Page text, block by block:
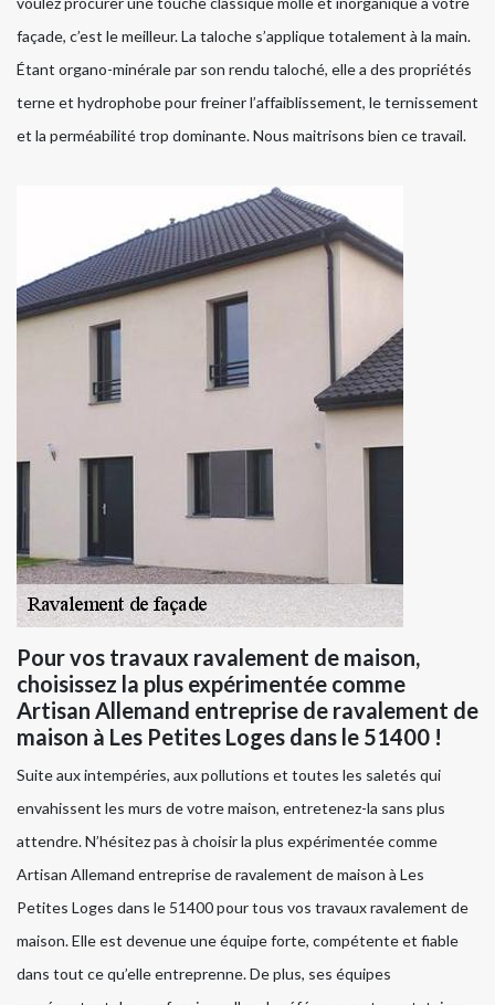
façade, c’est le meilleur. La taloche s’applique totalement à la main.
Étant organo-minérale par son rendu taloché, elle a des propriétés
terne et hydrophobe pour freiner l’affaiblissement, le ternissement
et la perméabilité trop dominante. Nous maitrisons bien ce travail.
Pour vos travaux ravalement de maison,
choisissez la plus expérimentée comme
Artisan Allemand entreprise de ravalement de
maison à Les Petites Loges dans le 51400 !
Suite aux intempéries, aux pollutions et toutes les saletés qui
envahissent les murs de votre maison, entretenez-la sans plus
attendre. N’hésitez pas à choisir la plus expérimentée comme
Artisan Allemand entreprise de ravalement de maison à Les
Petites Loges dans le 51400 pour tous vos travaux ravalement de
maison. Elle est devenue une équipe forte, compétente et fiable
dans tout ce qu’elle entreprenne. De plus, ses équipes